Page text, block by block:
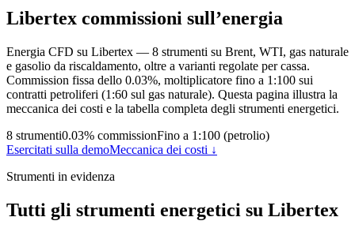
Libertex commissioni sull’energia
Energia CFD su Libertex — 8 strumenti su Brent, WTI, gas naturale
e gasolio da riscaldamento, oltre a varianti regolate per cassa.
Commission fissa dello 0.03%, moltiplicatore fino a 1:100 sui
contratti petroliferi (1:60 sul gas naturale). Questa pagina illustra la
meccanica dei costi e la tabella completa degli strumenti energetici.
8 strumenti0.03% commissionFino a 1:100 (petrolio)
Esercitati sulla demoMeccanica dei costi ↓
Strumenti in evidenza
Tutti gli strumenti energetici su Libertex